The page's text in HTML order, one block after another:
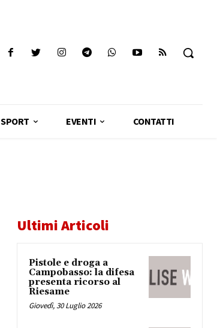
SPORT EVENTI CONTATTI
Ultimi Articoli
Pistole e droga a
Campobasso: la difesa
presenta ricorso al
Riesame
Giovedì, 30 Luglio 2026